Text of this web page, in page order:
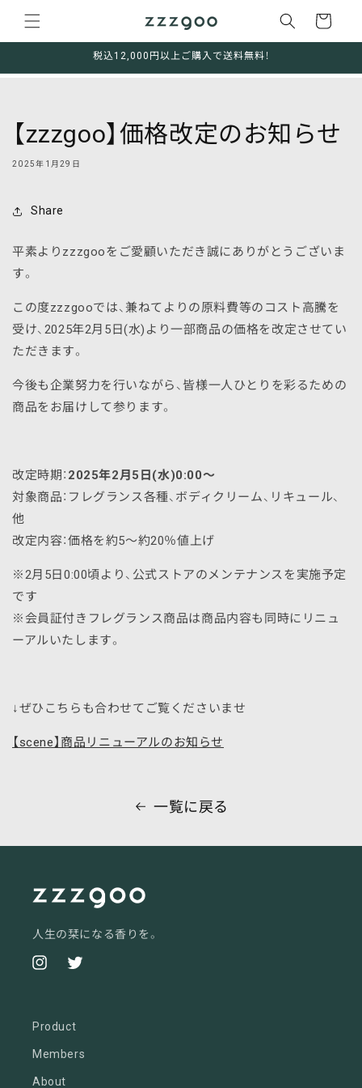
ンツに
進む
物
税込12,000円以上ご購入で送料無料！
【zzzgoo】価格改定のお知らせ
2025年1月29日
Share
平素よりzzzgooをご愛顧いただき誠にありがとうございま
す。
この度zzzgooでは、兼ねてよりの原料費等のコスト高騰を
受け、2025年2月5日(水)より一部商品の価格を改定させてい
ただきます。
今後も企業努力を行いながら、皆様一人ひとりを彩るための
商品をお届けして参ります。
改定時期： 2025年2月5日(水)0:00〜
対象商品：フレグランス各種、ボディクリーム、リキュール、
他
改定内容：価格を約5〜約20％値上げ
※2月5日0:00頃より、公式ストアのメンテナンスを実施予定
です
※会員証付きフレグランス商品は商品内容も同時にリニュ
ーアルいたします。
↓ぜひこちらも合わせてご覧くださいませ
【scene】商品リニューアルのお知らせ
一覧に戻る
人生の栞になる香りを。
InstagramTwitter
Product
Members
About